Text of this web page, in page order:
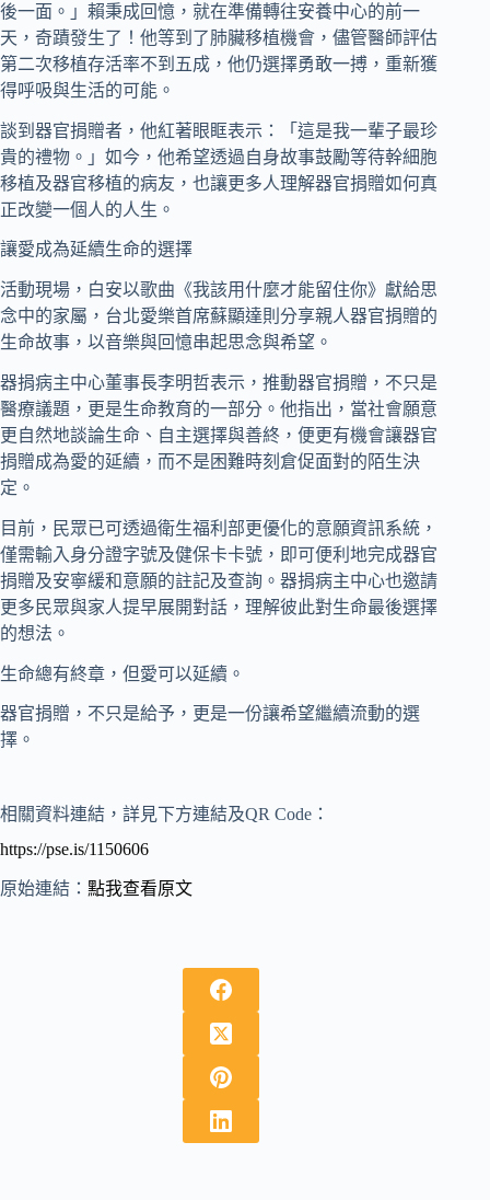
後一面。」賴秉成回憶，就在準備轉往安養中心的前一
天，奇蹟發生了！他等到了肺臟移植機會，儘管醫師評估
第二次移植存活率不到五成，他仍選擇勇敢一搏，重新獲
得呼吸與生活的可能。
談到器官捐贈者，他紅著眼眶表示：「這是我一輩子最珍
貴的禮物。」如今，他希望透過自身故事鼓勵等待幹細胞
移植及器官移植的病友，也讓更多人理解器官捐贈如何真
正改變一個人的人生。
讓愛成為延續生命的選擇
活動現場，白安以歌曲《我該用什麼才能留住你》獻給思
念中的家屬，台北愛樂首席蘇顯達則分享親人器官捐贈的
生命故事，以音樂與回憶串起思念與希望。
器捐病主中心董事長李明哲表示，推動器官捐贈，不只是
醫療議題，更是生命教育的一部分。他指出，當社會願意
更自然地談論生命、自主選擇與善終，便更有機會讓器官
捐贈成為愛的延續，而不是困難時刻倉促面對的陌生決
定。
目前，民眾已可透過衛生福利部更優化的意願資訊系統，
僅需輸入身分證字號及健保卡卡號，即可便利地完成器官
捐贈及安寧緩和意願的註記及查詢。器捐病主中心也邀請
更多民眾與家人提早展開對話，理解彼此對生命最後選擇
的想法。
生命總有終章，但愛可以延續。
器官捐贈，不只是給予，更是一份讓希望繼續流動的選
擇。
相關資料連結，詳見下方連結及QR Code：
https://pse.is/1150606
原始連結： 點我查看原文